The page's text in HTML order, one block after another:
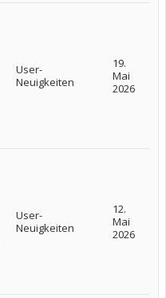
User-
Neuigkeiten
19.
Mai
2026
User-
Neuigkeiten
12.
Mai
2026